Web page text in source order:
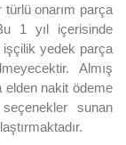
onarım parça
1 yıl içerisinde
işçilik yedek parça
Almış
elden nakit ödeme
sunan